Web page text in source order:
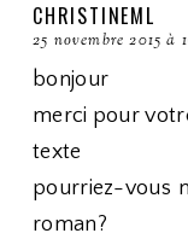
CHRISTINEML
25 novembre 2015 à
bonjour
merci pour
texte
pourriez-vous
roman?